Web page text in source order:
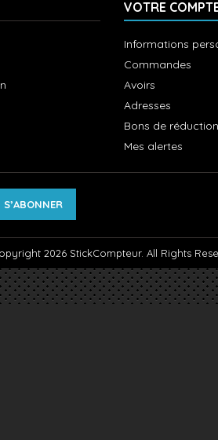
VOTRE
Informations
Commandes
Avoirs
Adresses
Bons de réduction
Mes alertes
2026 StickCompteur. All Rights